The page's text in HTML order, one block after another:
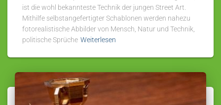
ist die wohl bekannteste Technik der jungen Street Art.
Mithilfe selbstangefertigter Schablonen werden nahezu
fotorealistische Abbilder von Mensch, Natur und Technik,
politische Sprüche Weiterlesen